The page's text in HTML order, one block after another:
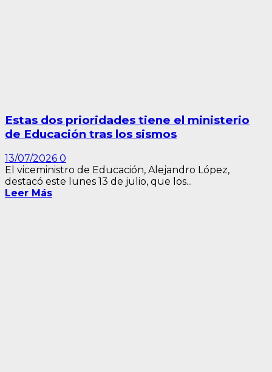
Estas dos prioridades tiene el ministerio
de Educación tras los sismos
13/07/2026 0
El viceministro de Educación, Alejandro López,
destacó este lunes 13 de julio, que los...
Leer Más